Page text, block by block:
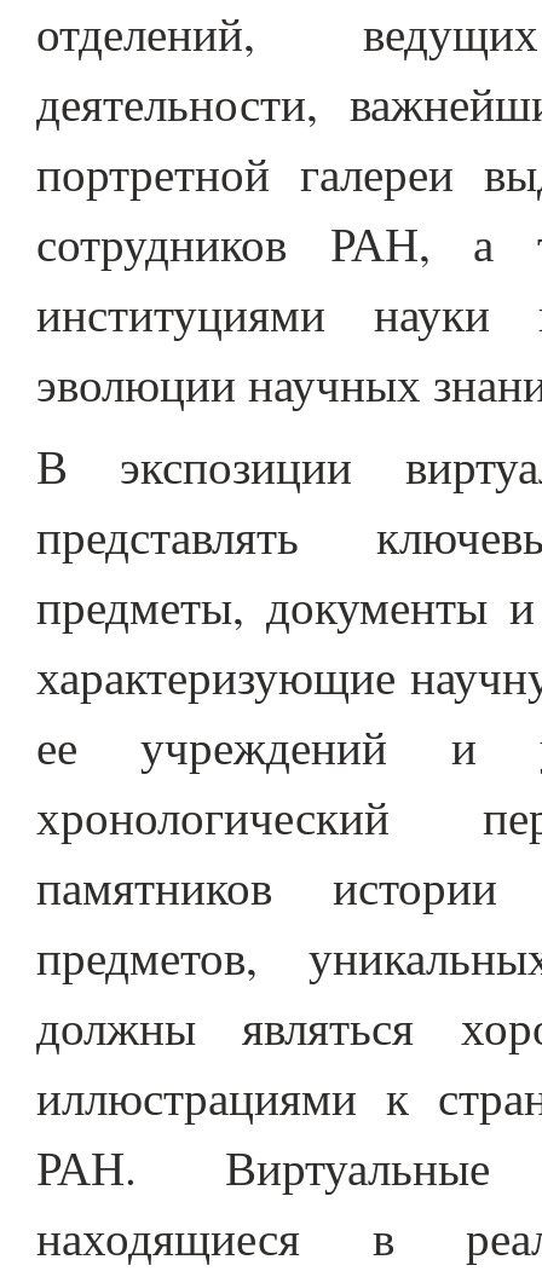
отделений,
деятельности,
портретной галереи
сотрудников РАН, а
институциями
эволюции научных
В экспозиции
представлять
предметы, документы
характеризующие
ее учреждений
хронологический
памятников
предметов,
должны являться
иллюстрациями к
РАН. Виртуальные
находящиеся в